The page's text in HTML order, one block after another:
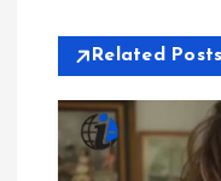
v
g
Related Posts